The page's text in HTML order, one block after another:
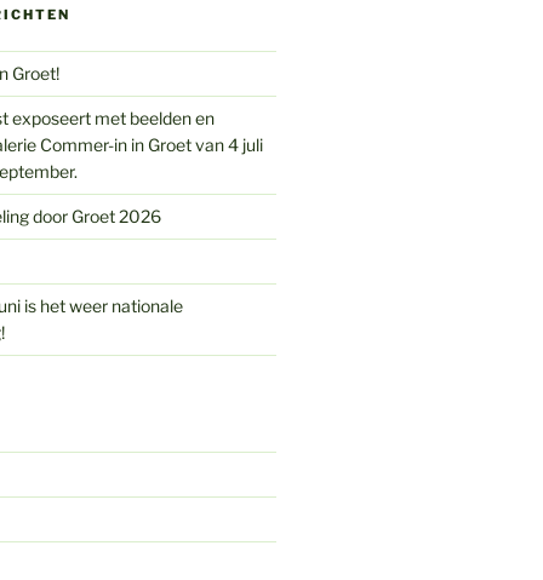
Groet!
exposeert met beelden en
Commer-in in Groet van 4 juli
door Groet 2026
is het weer nationale